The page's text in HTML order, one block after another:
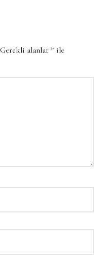
Gerekli alanlar * ile